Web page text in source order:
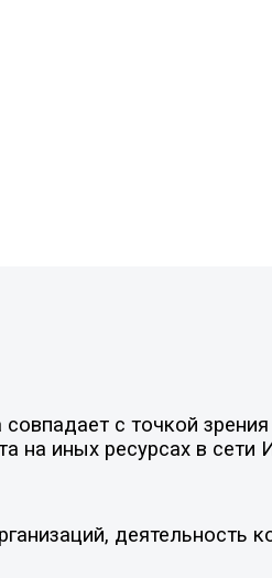
с точкой
на иных ресурсах в сети
деятельность